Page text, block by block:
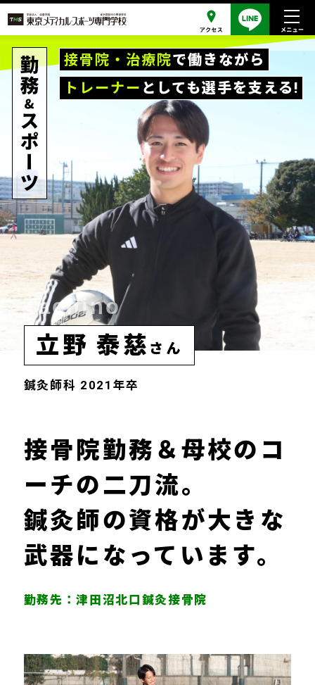
接骨院・治療院で働きながら
トレーナー としても選手を支える!
Tachino
立野 泰慈 さん
鍼灸師科 2021年卒
接骨院勤務＆母校のコ
ーチの二刀流。
鍼灸師の資格が大きな
武器になっています。
勤務先：津田沼北口鍼灸接骨院